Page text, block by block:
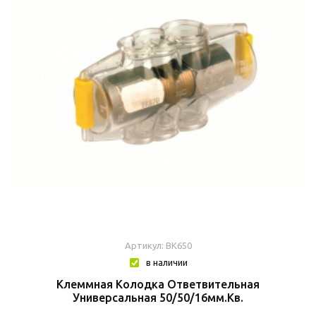
Артикул: BK650
в наличии
Клеммная Колодка Ответвительная
Универсальная 50/50/16мм.кв.